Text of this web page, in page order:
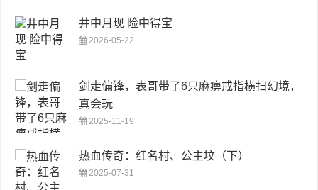
井中月现 险中得宝
2026-05-22
剑走偏锋，表哥带了6只麻痹戒指横扫幻境，
真会玩
2025-11-19
热血传奇：红名村、公主坟（下）
2025-07-31